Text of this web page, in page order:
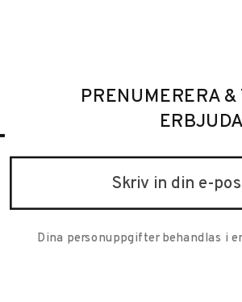
PRENUMERERA &
Dina personuppgifter behandlas i